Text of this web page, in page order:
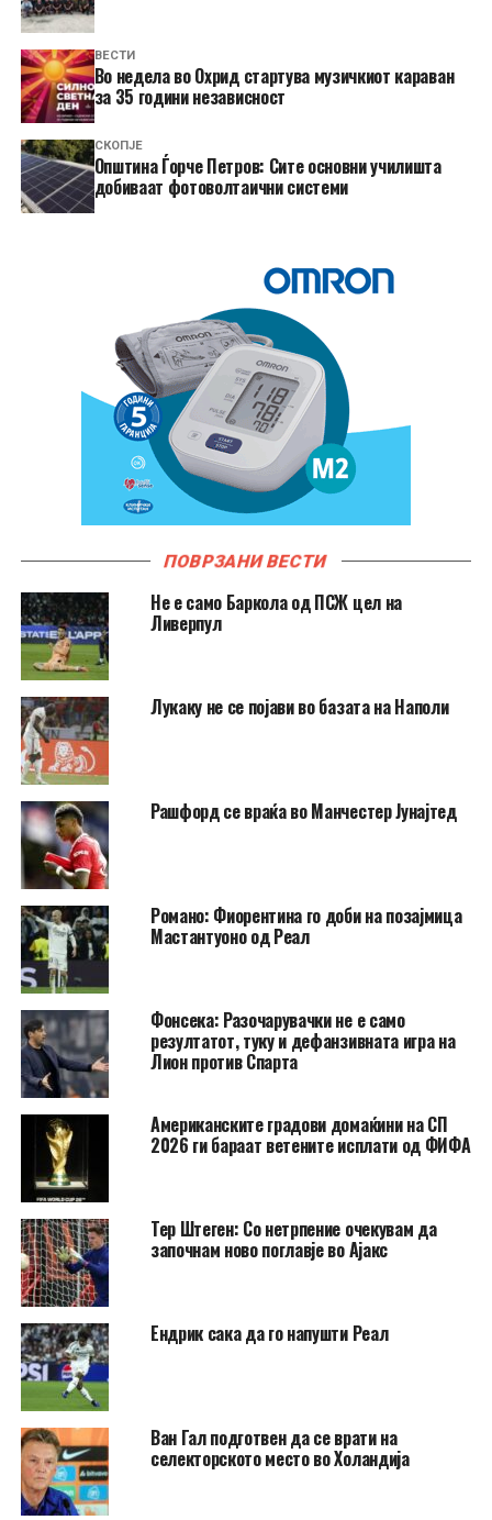
ВЕСТИ
Во недела во Охрид стартува музичкиот караван
за 35 години независност
СКОПЈЕ
Општина Ѓорче Петров: Сите основни училишта
добиваат фотоволтаични системи
ПОВРЗАНИ ВЕСТИ
Не e само Баркола од ПСЖ цел на
Ливерпул
Лукаку не се појави во базата на Наполи
Рашфорд се враќа во Манчестер Јунајтед
Романо: Фиорентина го доби на позајмица
Мастантуоно од Реал
Фонсека: Разочарувачки не е само
резултатот, туку и дефанзивната игра на
Лион против Спарта
Американските градови домаќини на СП
2026 ги бараат ветените исплати од ФИФА
Тер Штеген: Со нетрпение очекувам да
започнам ново поглавје во Ајакс
Ендрик сака да го напушти Реал
Ван Гал подготвен да се врати на
селекторското место во Холандија